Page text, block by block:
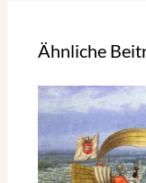
Ähnliche